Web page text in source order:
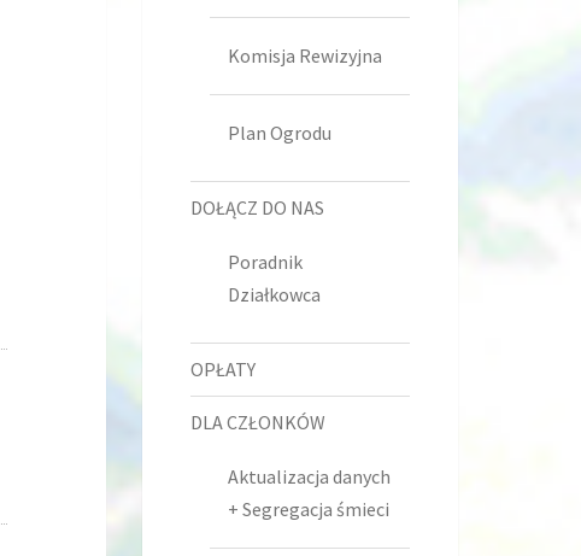
Komisja Rewizyjna
Plan Ogrodu
DOŁĄCZ DO NAS
Poradnik
Działkowca
OPŁATY
DLA CZŁONKÓW
Aktualizacja danych
+ Segregacja śmieci